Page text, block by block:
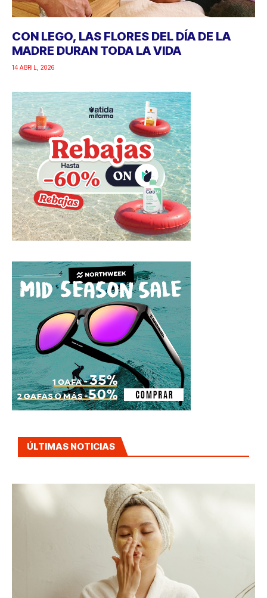
CON LEGO, LAS FLORES DEL DÍA DE LA
MADRE DURAN TODA LA VIDA
14 ABRIL, 2026
ÚLTIMAS NOTICIAS